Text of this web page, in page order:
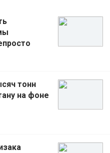
тонн
на фоне